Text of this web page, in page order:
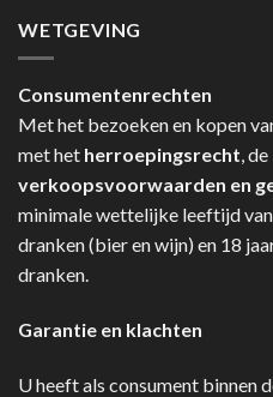
WETGEVING
Consumentenrechten
Met het bezoeken en kopen
met het herroepingsrecht, de
verkoopsvoorwaarden en
minimale wettelijke leeftijd
dranken (bier en wijn) en 18
dranken.
Garantie en klachten
U heeft als consument binnen